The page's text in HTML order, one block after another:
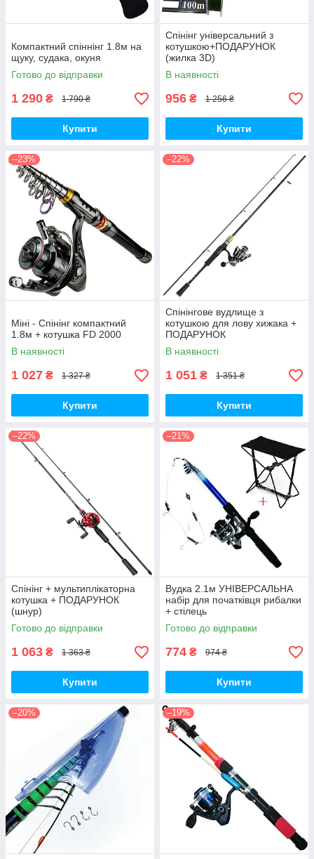
Компактний спіннінг 1.8м на
щуку, судака, окуня
Готово до відправки
1 290 ₴ 1 790 ₴
Купити
Спінінг універсальний з
котушкою+ПОДАРУНОК
(жилка 3D)
В наявності
956 ₴ 1 256 ₴
Купити
–23%
Міні - Спінінг компактний
1.8м + котушка FD 2000
В наявності
1 027 ₴ 1 327 ₴
Купити
–22%
Спінінгове вудлище з
котушкою для лову хижака +
ПОДАРУНОК
В наявності
1 051 ₴ 1 351 ₴
Купити
–22%
Спінінг + мультиплікаторна
котушка + ПОДАРУНОК
(шнур)
Готово до відправки
1 063 ₴ 1 363 ₴
Купити
–21%
Вудка 2.1м УНІВЕРСАЛЬНА
набір для початківця рибалки
+ стілець
Готово до відправки
774 ₴ 974 ₴
Купити
–20% –19%